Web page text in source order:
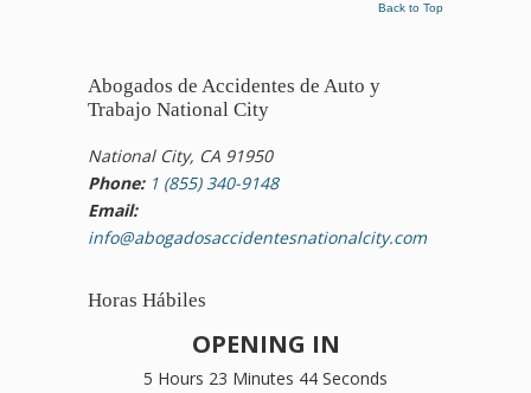
Back to Top
Abogados de Accidentes de Auto y
Trabajo National City
National City, CA 91950
Phone: 1 (855) 340-9148
Email:
info@abogadosaccidentesnationalcity.com
Horas Hábiles
OPENING IN
5 Hours 23 Minutes 43 Seconds